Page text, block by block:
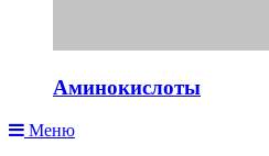
Аминокислоты
Меню